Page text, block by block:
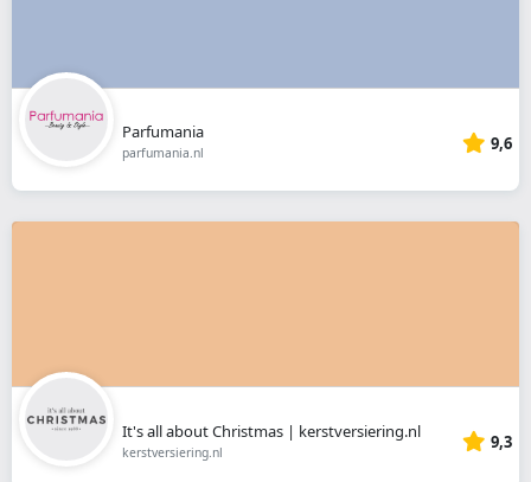
Parfumania
parfumania.nl 9,6
It's all about Christmas | kerstversiering.nl
kerstversiering.nl 9,3